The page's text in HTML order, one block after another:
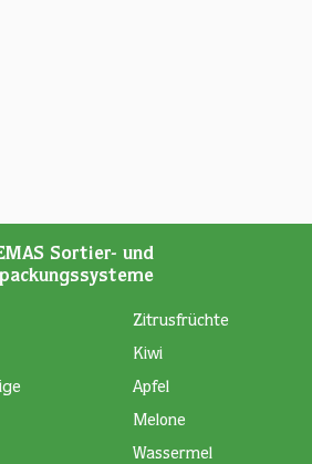
Sortier- und
Zitrusfrüchte
Kiwi
Apfel
Melone
Wassermel